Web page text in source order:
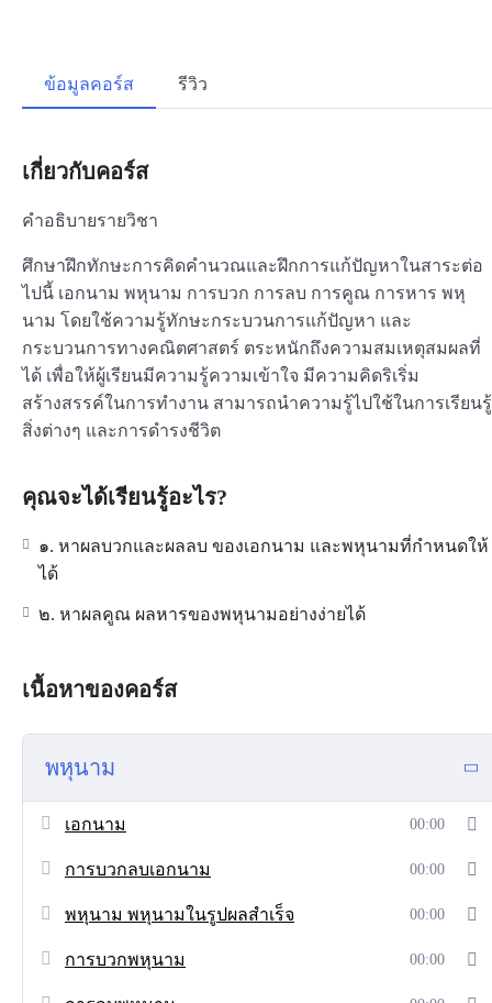
ข้อมูลคอร์ส รีวิว
เกี่ยวกับคอร์ส
คำอธิบายรายวิชา
ศึกษาฝึกทักษะการคิดคำนวณและฝึกการแก้ปัญหาในสาระต่อ
ไปนี้ เอกนาม พหุนาม การบวก การลบ การคูณ การหาร พหุ
นาม โดยใช้ความรู้ทักษะกระบวนการแก้ปัญหา และ
กระบวนการทางคณิตศาสตร์ ตระหนักถึงความสมเหตุสมผลที่
ได้ เพื่อให้ผู้เรียนมีความรู้ความเข้าใจ มีความคิดริเริ่ม
สร้างสรรค์ในการทำงาน สามารถนำความรู้ไปใช้ในการเรียนรู้
สิ่งต่างๆ และการดำรงชีวิต
คุณจะได้เรียนรู้อะไร?
๑. หาผลบวกและผลลบ ของเอกนาม และพหุนามที่กำหนดให้
ได้
๒. หาผลคูณ ผลหารของพหุนามอย่างง่ายได้
เนื้อหาของคอร์ส
พหุนาม
เอกนาม 00:00
การบวกลบเอกนาม 00:00
พหุนาม พหุนามในรูปผลสำเร็จ 00:00
การบวกพหุนาม 00:00